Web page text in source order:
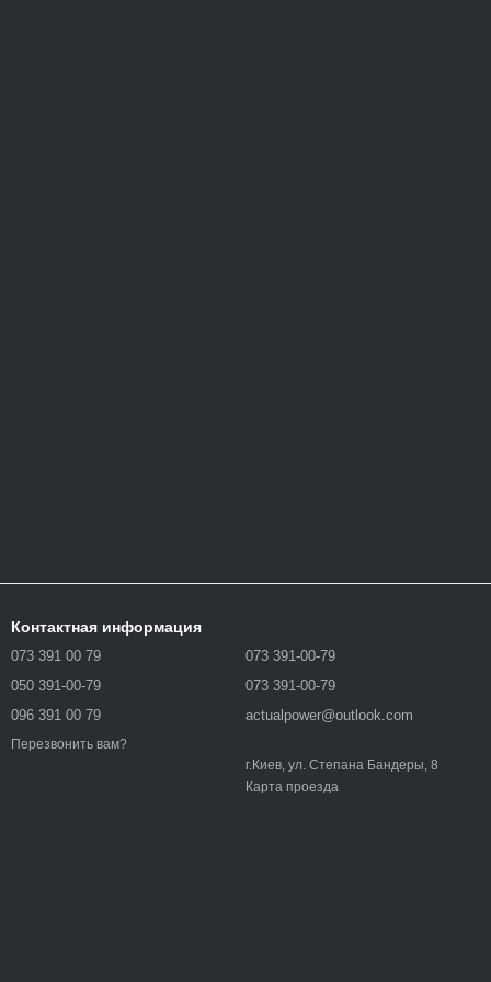
Контактная информация
073 391 00 79
050 391-00-79
096 391 00 79
Перезвонить вам?
073 391-00-79
073 391-00-79
actualpower@outlook.com
г.Киев, ул. Степана Бандеры, 8
Карта проезда